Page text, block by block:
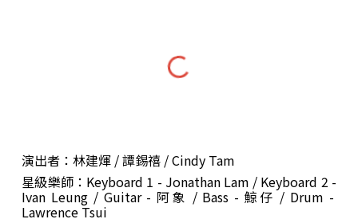
演出者 ：林建煇 / 譚錫禧 / Cindy Tam
星級樂師：Keyboard 1 - Jonathan Lam / Keyboard 2 -
Ivan Leung / Guitar - 阿象 / Bass - 鯨仔 / Drum -
Lawrence Tsui